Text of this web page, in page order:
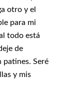
otro y el
para mi
todo está
de
patines. Seré
y mis